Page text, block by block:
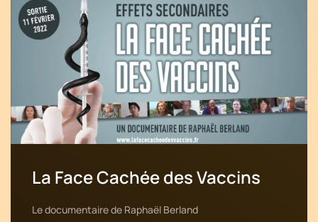
La Face Cachée des Vaccins
Le documentaire de Raphaël Berland